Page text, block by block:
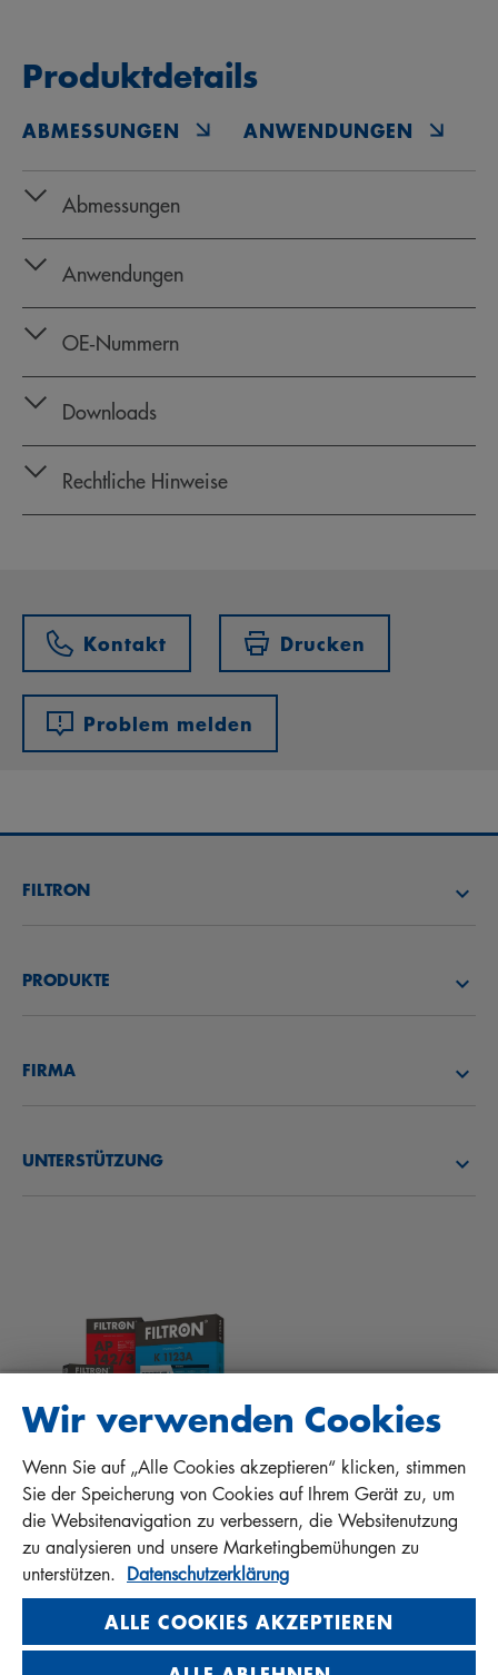
Produktdetails
ABMESSUNGEN ANWENDUNGEN
Abmessungen
Anwendungen
OE‑Nummern
Downloads
Rechtliche Hinweise
Kontakt Drucken
Problem melden
FILTRON
PRODUKTE
PROTECT+
FIRMA
UNTERSTÜTZUNG
FAQ
MANN+HUMMEL FT Poland
Sp. z o. o. Sp. k.
ul. Wrocławska 145, 63-800 GOSTYŃ, POLAND
Privacy Statement
Imprint
Wir verwenden Cookies
Wenn Sie auf „Alle Cookies akzeptieren“ klicken, stimmen
Sie der Speicherung von Cookies auf Ihrem Gerät zu, um
die Websitenavigation zu verbessern, die Websitenutzung
zu analysieren und unsere Marketingbemühungen zu
unterstützen. Datenschutzerklärung
ALLE COOKIES AKZEPTIEREN